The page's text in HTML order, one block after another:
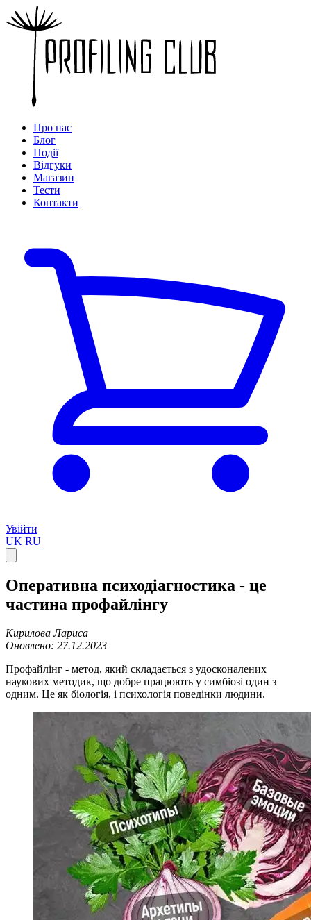
Про нас
Блог
Події
Відгуки
Магазин
Тести
Контакти
Увійти
UK RU
Оперативна психодіагностика - це
частина профайлінгу
Кирилова Лариса
Оновлено: 27.12.2023
Профайлінг - метод, який складається з удосконалених
наукових методик, що добре працюють у симбіозі один з
одним. Це як біологія, і психологія поведінки людини.